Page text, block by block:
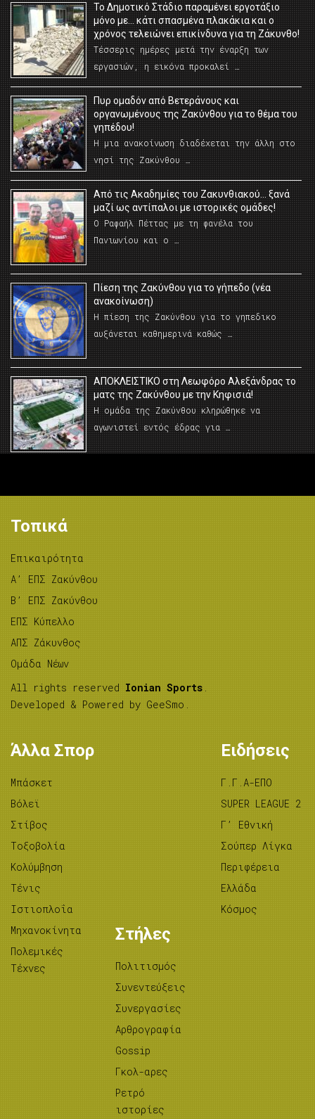
Το Δημοτικό Στάδιο παραμένει εργοτάξιο
μόνο με… κάτι σπασμένα πλακάκια και ο
χρόνος τελειώνει επικίνδυνα για τη Ζάκυνθο!
Τέσσερις ημέρες μετά την έναρξη των
εργασιών, η εικόνα προκαλεί …
Πυρ ομαδόν από Βετεράνους και
οργανωμένους της Ζακύνθου για το θέμα του
γηπέδου!
Η μια ανακοίνωση διαδέχεται την άλλη στο
νησί της Ζακύνθου …
Από τις Ακαδημίες του Ζακυνθιακού… ξανά
μαζί ως αντίπαλοι με ιστορικές ομάδες!
Ο Ραφαήλ Πέττας με τη φανέλα του
Πανιωνίου και ο …
Πίεση της Ζακύνθου για το γήπεδο (νέα
ανακοίνωση)
Η πίεση της Ζακύνθου για το γηπεδικο
αυξάνεται καθημερινά καθώς …
AΠΟΚΛΕΙΣΤΙΚΟ στη Λεωφόρο Αλεξάνδρας το
ματς της Ζακύνθου με την Κηφισιά!
Η ομάδα της Ζακύνθου κληρώθηκε να
αγωνιστεί εντός έδρας για …
Τοπικά
Επικαιρότητα
A’ ΕΠΣ Ζακύνθου
B’ ΕΠΣ Ζακύνθου
ΕΠΣ Κύπελλο
ΑΠΣ Ζάκυνθος
Ομάδα Νέων
All rights reserved Ionian Sports
Developed & Powered by GeeSmo
Άλλα Σπορ
Μπάσκετ
Βόλεϊ
Στίβος
Tοξοβολία
Κολύμβηση
Τένις
Ιστιοπλοΐα
Μηχανοκίνητα
Πολεμικές
Τέχνες
Ειδήσεις
Γ.Γ.Α-ΕΠΟ
SUPER LEAGUE 2
Γ’ Εθνική
Σούπερ Λίγκα
Περιφέρεια
Ελλάδα
Κόσμος
Στήλες
Πολιτισμός
Συνεντεύξεις
Συνεργασίες
Αρθρογραφία
Gossip
Γκολ-αρες
Ρετρό
ιστορίες